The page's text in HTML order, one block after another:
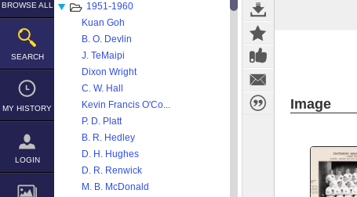
BROWSE ALL
SEARCH
MY HISTORY
LOGIN
1951-1960
Kuan Goh
B. O. Devlin
J. TeMaipi
Dixon Wright
C. W. Hall
Kevin Francis O'Co...
P. D. Platt
B. R. Hedley
D. H. Hughes
D. R. Renwick
M. B. McDonald
Image